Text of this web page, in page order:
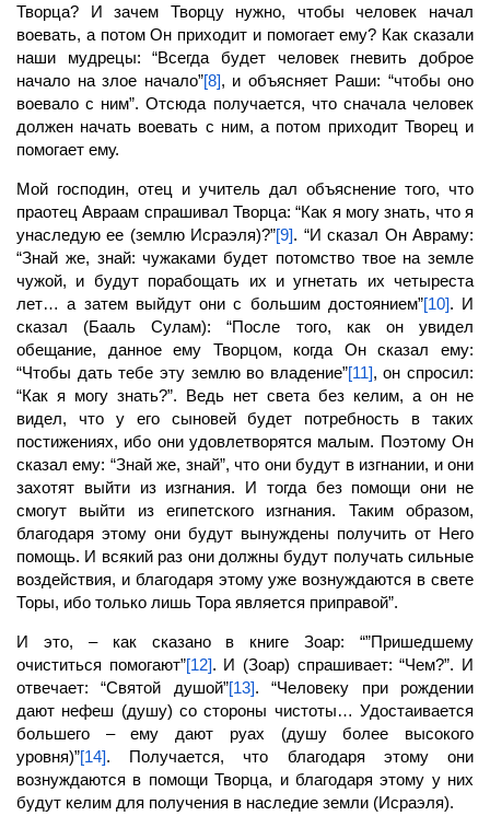
Творца? И зачем Творцу нужно, чтобы человек начал
воевать, а потом Он приходит и помогает ему? Как сказали
наши мудрецы: “Всегда будет человек гневить доброе
начало на злое начало”[8], и объясняет Раши: “чтобы оно
воевало с ним”. Отсюда получается, что сначала человек
должен начать воевать с ним, а потом приходит Творец и
помогает ему.
Мой господин, отец и учитель дал объяснение того, что
праотец Авраам спрашивал Творца: “Как я могу знать, что я
унаследую ее (землю Исраэля)?”[9]. “И сказал Он Авраму:
“Знай же, знай: чужаками будет потомство твое на земле
чужой, и будут порабощать их и угнетать их четыреста
лет… а затем выйдут они с большим достоянием”[10]. И
сказал (Бааль Сулам): “После того, как он увидел
обещание, данное ему Творцом, когда Он сказал ему:
“Чтобы дать тебе эту землю во владение”[11], он спросил:
“Как я могу знать?”. Ведь нет света без келим, а он не
видел, что у его сыновей будет потребность в таких
постижениях, ибо они удовлетворятся малым. Поэтому Он
сказал ему: “Знай же, знай”, что они будут в изгнании, и они
захотят выйти из изгнания. И тогда без помощи они не
смогут выйти из египетского изгнания. Таким образом,
благодаря этому они будут вынуждены получить от Него
помощь. И всякий раз они должны будут получать сильные
воздействия, и благодаря этому уже вознуждаются в свете
Торы, ибо только лишь Тора является приправой”.
И это, – как сказано в книге Зоар: “”Пришедшему
очиститься помогают”[12]. И (Зоар) спрашивает: “Чем?”. И
отвечает: “Святой душой”[13]. “Человеку при рождении
дают нефеш (душу) со стороны чистоты… Удостаивается
большего – ему дают руах (душу более высокого
уровня)”[14]. Получается, что благодаря этому они
вознуждаются в помощи Творца, и благодаря этому у них
будут келим для получения в наследие земли (Исраэля).